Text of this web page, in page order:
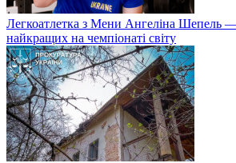
Легкоатлетка з Мени Ангеліна Шепель —
найкращих на чемпіонаті світу